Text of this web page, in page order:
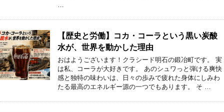
【歴史と労働】コカ・コーラという黒い炭酸
水が、世界を動かした理由
おはようございます！クラシード明石の鍛冶町です。 実
は私、コーラが大好きです。 あのシュワっと弾ける爽快
感と独特の味わいは、日々の歩みで疲れた身体にしみわ
たる最高のエネルギー源の一つでもあります。 そ …